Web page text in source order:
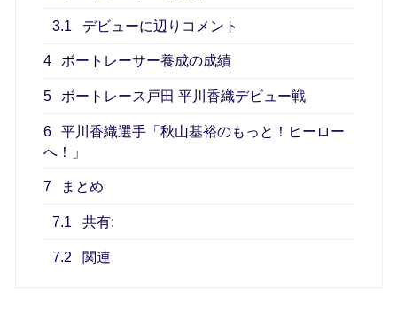
3.1 デビューに辺りコメント
4 ボートレーサー養成の成績
5 ボートレース戸田 平川香織デビュー戦
6
平川香織選手「秋山基裕のもっと！ヒーロー
へ！」
7 まとめ
7.1 共有:
7.2 関連